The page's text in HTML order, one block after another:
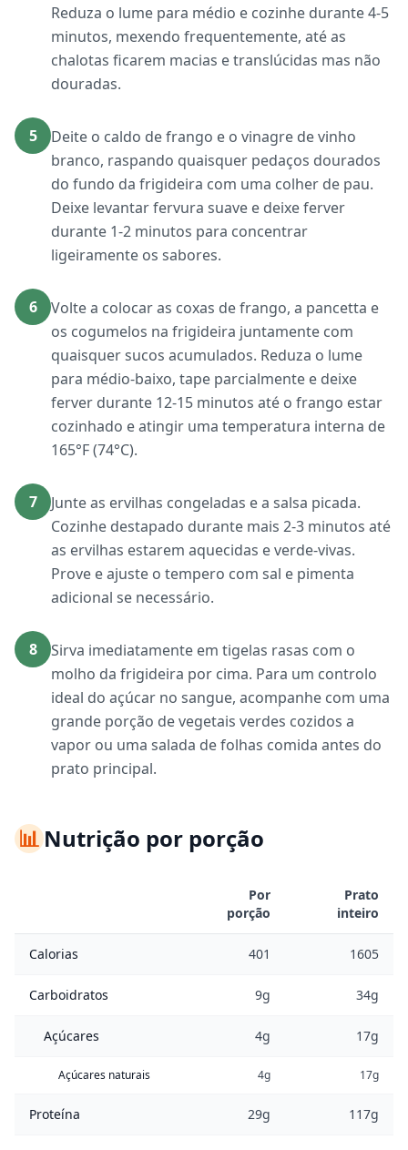
Reduza o lume para médio e cozinhe durante 4-5
minutos, mexendo frequentemente, até as
chalotas ficarem macias e translúcidas mas não
douradas.
5
Deite o caldo de frango e o vinagre de vinho
branco, raspando quaisquer pedaços dourados
do fundo da frigideira com uma colher de pau.
Deixe levantar fervura suave e deixe ferver
durante 1-2 minutos para concentrar
ligeiramente os sabores.
6
Volte a colocar as coxas de frango, a pancetta e
os cogumelos na frigideira juntamente com
quaisquer sucos acumulados. Reduza o lume
para médio-baixo, tape parcialmente e deixe
ferver durante 12-15 minutos até o frango estar
cozinhado e atingir uma temperatura interna de
165°F (74°C).
7
Junte as ervilhas congeladas e a salsa picada.
Cozinhe destapado durante mais 2-3 minutos até
as ervilhas estarem aquecidas e verde-vivas.
Prove e ajuste o tempero com sal e pimenta
adicional se necessário.
8
Sirva imediatamente em tigelas rasas com o
molho da frigideira por cima. Para um controlo
ideal do açúcar no sangue, acompanhe com uma
grande porção de vegetais verdes cozidos a
vapor ou uma salada de folhas comida antes do
prato principal.
📊Nutrição por porção
Por
porção
Prato
inteiro
Calorias 401 1605
Carboidratos 9g 34g
Açúcares 4g 17g
Açúcares naturais 4g 17g
Proteína 29g 117g